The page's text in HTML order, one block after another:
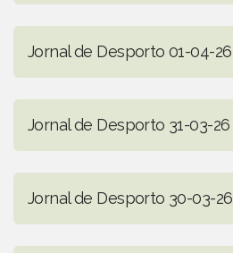
Jornal de Desporto 01-04-26
Jornal de Desporto 31-03-26
Jornal de Desporto 30-03-26